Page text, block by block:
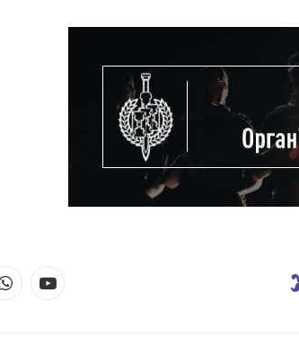
WhatsAppYouTube